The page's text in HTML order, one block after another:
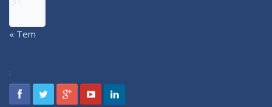
« Tem
: